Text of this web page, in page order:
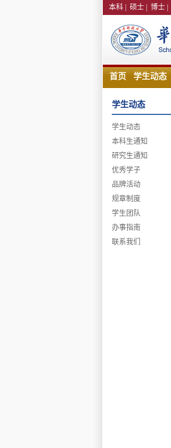
本科 硕士 博士
首页 学生动态
学生动态
学生动态
本科生通知
研究生通知
优秀学子
品牌活动
规章制度
学生团队
办事指南
联系我们